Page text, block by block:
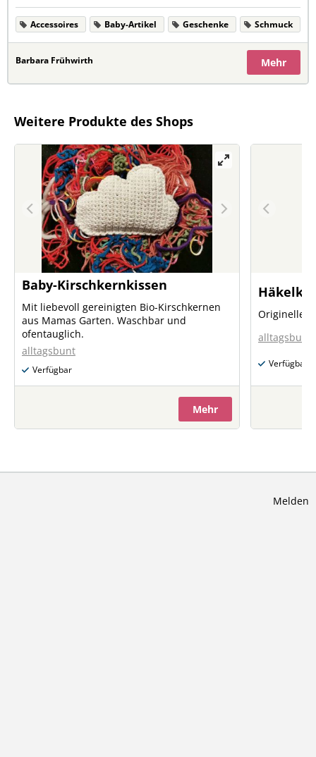
Accessoires Baby-Artikel Geschenke Schmuck
Barbara Frühwirth Mehr
Weitere Produkte des Shops
Baby-Kirschkernkissen
Mit liebevoll gereinigten Bio-Kirschkernen
aus Mamas Garten. Waschbar und
ofentauglich.
alltagsbunt
Verfügbar
Mehr
Originelles
alltagsbunt
Verfügbar
Melden